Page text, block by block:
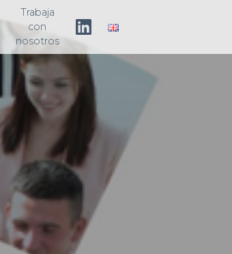
Trabaja
con
nosotros